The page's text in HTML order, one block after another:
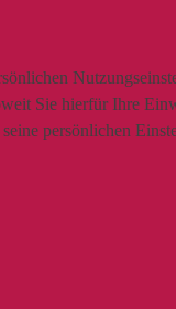
Sie hierfür Ihre
persönlichen